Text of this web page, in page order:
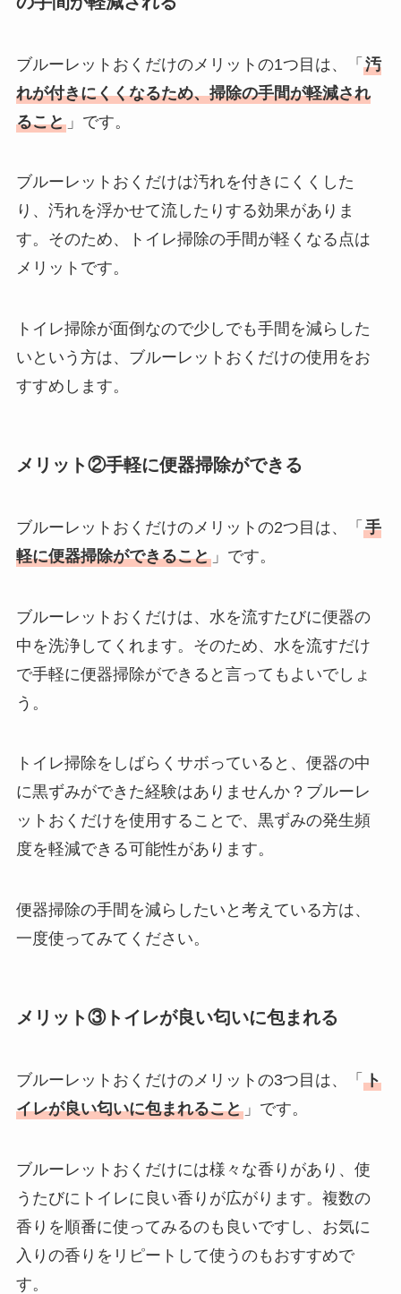
ブルーレットおくだけのメリットの1つ目は、「 汚
れが付きにくくなるため、掃除の手間が軽減され
ること」です。
ブルーレットおくだけは汚れを付きにくくした
り、汚れを浮かせて流したりする効果がありま
す。そのため、トイレ掃除の手間が軽くなる点は
メリットです。
トイレ掃除が面倒なので少しでも手間を減らした
いという方は、ブルーレットおくだけの使用をお
すすめします。
メリット②手軽に便器掃除ができる
ブルーレットおくだけのメリットの2つ目は、「 手
軽に便器掃除ができること」です。
ブルーレットおくだけは、水を流すたびに便器の
中を洗浄してくれます。そのため、水を流すだけ
で手軽に便器掃除ができると言ってもよいでしょ
う。
トイレ掃除をしばらくサボっていると、便器の中
に黒ずみができた経験はありませんか？ブルーレ
ットおくだけを使用することで、黒ずみの発生頻
度を軽減できる可能性があります。
便器掃除の手間を減らしたいと考えている方は、
一度使ってみてください。
メリット③トイレが良い匂いに包まれる
ブルーレットおくだけのメリットの3つ目は、「 ト
イレが良い匂いに包まれること」です。
ブルーレットおくだけには様々な香りがあり、使
うたびにトイレに良い香りが広がります。複数の
香りを順番に使ってみるのも良いですし、お気に
入りの香りをリピートして使うのもおすすめで
す。